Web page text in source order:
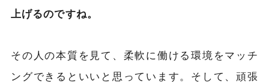
上げるのですね。
その人の本質を見て、柔軟に働ける環境をマッチ
ングできるといいと思っています。そして、頑張